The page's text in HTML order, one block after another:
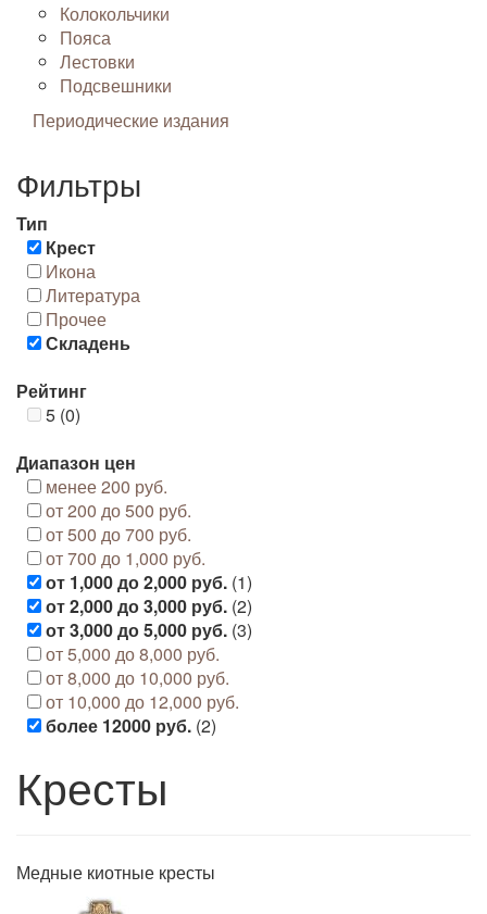
Колокольчики
Пояса
Лестовки
Подсвешники
Периодические издания
Фильтры
Тип
Крест
Икона
Литература
Прочее
Складень
Рейтинг
5 (0)
Диапазон цен
менее 200 руб.
от 200 до 500 руб.
от 500 до 700 руб.
от 700 до 1,000 руб.
от 1,000 до 2,000 руб. (1)
от 2,000 до 3,000 руб. (2)
от 3,000 до 5,000 руб. (3)
от 5,000 до 8,000 руб.
от 8,000 до 10,000 руб.
от 10,000 до 12,000 руб.
более 12000 руб. (2)
Кресты
Медные киотные кресты